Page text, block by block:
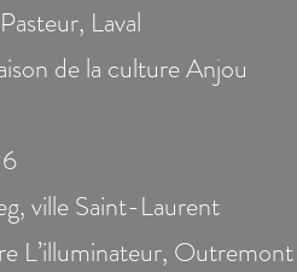
Laval
de la culture Anjou
ville Saint-Laurent
L’illuminateur, Outremont